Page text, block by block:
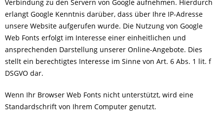
Verbindung zu den Servern von Google aufnehmen. Hierdurch
erlangt Google Kenntnis darüber, dass über Ihre IP-Adresse
unsere Website aufgerufen wurde. Die Nutzung von Google
Web Fonts erfolgt im Interesse einer einheitlichen und
ansprechenden Darstellung unserer Online-Angebote. Dies
stellt ein berechtigtes Interesse im Sinne von Art. 6 Abs. 1 lit. f
DSGVO dar.
Wenn Ihr Browser Web Fonts nicht unterstützt, wird eine
Standardschrift von Ihrem Computer genutzt.